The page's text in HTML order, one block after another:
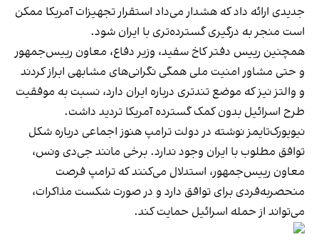
جدیدی ارائه داد که هشدار می‌داد استقرار تجهیزات آمریکا ممکن
است منجر به درگیری گسترده‌تری با ایران شود.
همچنین رییس دفتر کاخ سفید، وزیر دفاع، معاون رییس‌جمهور
و حتی مشاور امنیت ملی همگی نگرانی‌های مشابهی ابراز کردند
و والتز نیز که موضع تندتری درباره ایران دارد، نسبت به موفقیت
طرح اسرائیل بدون کمک گسترده آمریکا تردید داشت.
نیویورک‌تایمز نوشته در دولت ترامپ هنوز اجماعی درباره شکل
توافق مطلوب با ایران وجود ندارد. برخی مانند جی‌دی ونس،
معاون رییس‌جمهور، استدلال می‌کنند که ترامپ فرصت
منحصربه‌فردی برای توافق دارد و در صورت شکست مذاکرات،
می‌تواند از حمله اسرائیل حمایت کند.